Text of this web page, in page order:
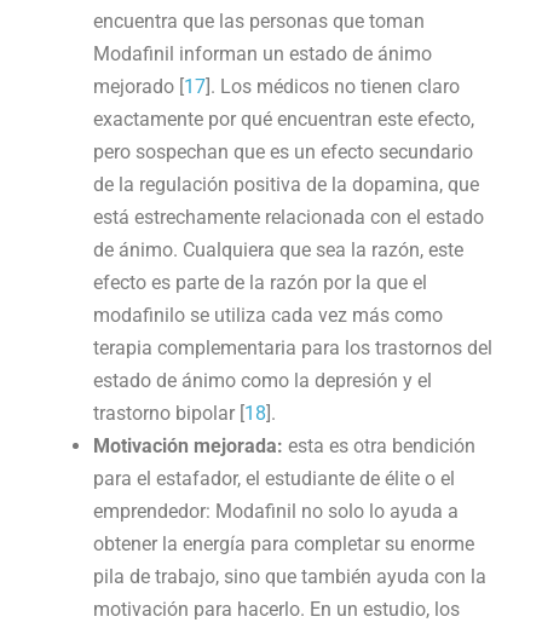
encuentra que las personas que toman
Modafinil informan un estado de ánimo
mejorado [17]. Los médicos no tienen claro
exactamente por qué encuentran este efecto,
pero sospechan que es un efecto secundario
de la regulación positiva de la dopamina, que
está estrechamente relacionada con el estado
de ánimo. Cualquiera que sea la razón, este
efecto es parte de la razón por la que el
modafinilo se utiliza cada vez más como
terapia complementaria para los trastornos del
estado de ánimo como la depresión y el
trastorno bipolar [18].
Motivación mejorada: esta es otra bendición
para el estafador, el estudiante de élite o el
emprendedor: Modafinil no solo lo ayuda a
obtener la energía para completar su enorme
pila de trabajo, sino que también ayuda con la
motivación para hacerlo. En un estudio, los